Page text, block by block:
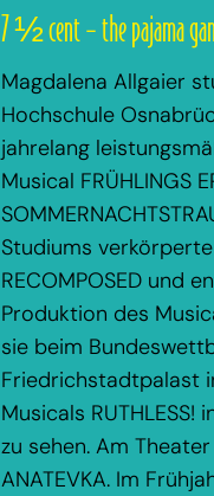
7 ½ cent – the pajama
Magdalena Allgaier
Hochschule
jahrelang
Musical FRÜHLINGS
Studiums
RECOMPOSED und
Produktion des
sie beim
Friedrichstadtpalast
Musicals
zu sehen. Am
ANATEVKA. Im